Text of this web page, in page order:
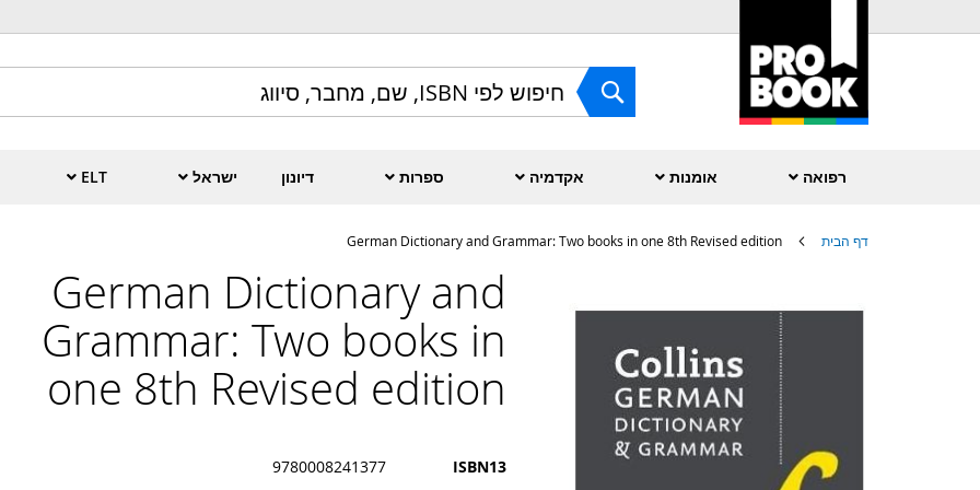
to
Content
חפש
רפואה אומנות אקדמיה ספרות דיונון ישראל ELT
דף הבית German Dictionary and Grammar: Two books in one 8th Revised edition
German Dictionary and
Grammar: Two books in
one 8th Revised edition
ISBN13
9780008241377